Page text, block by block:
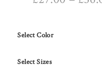
Select Color
Select Sizes